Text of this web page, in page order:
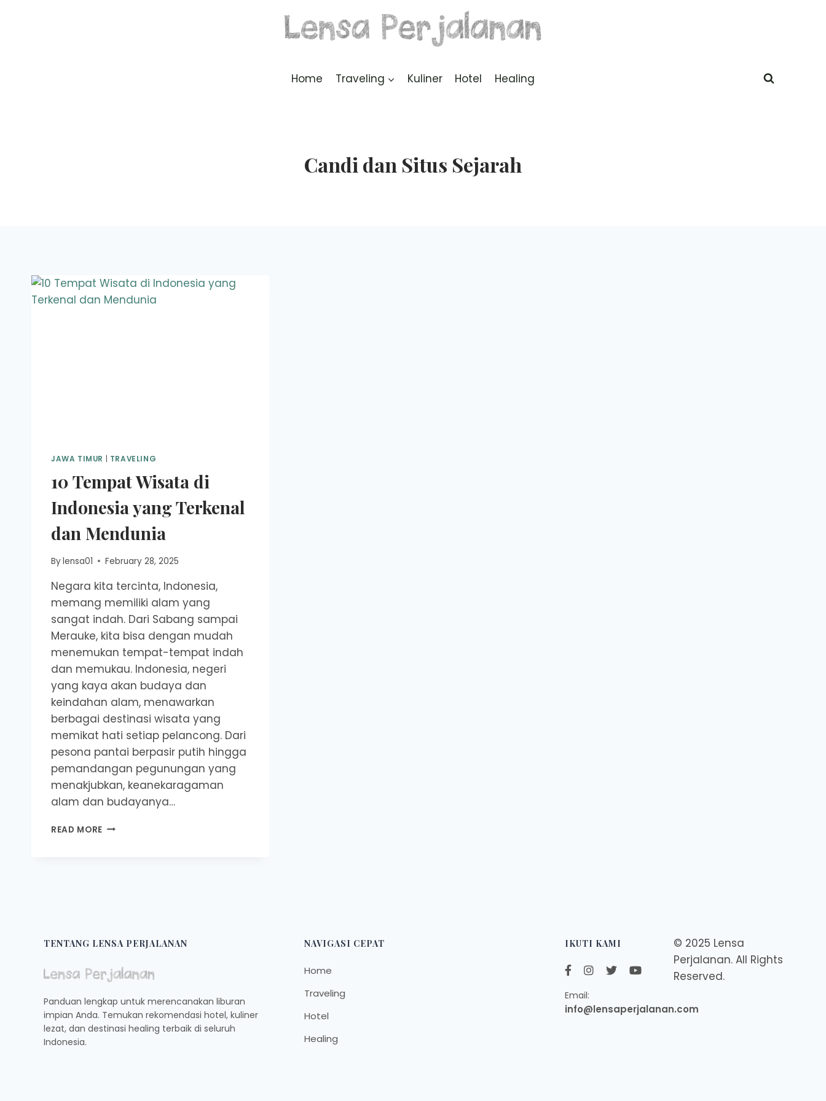
Home Traveling Kuliner Hotel Healing
Candi dan Situs Sejarah
JAWA TIMUR TRAVELING
10 Tempat Wisata di
Indonesia yang Terkenal
dan Mendunia
Bylensa01 February 28, 2025
Negara kita tercinta, Indonesia,
memang memiliki alam yang
sangat indah. Dari Sabang sampai
Merauke, kita bisa dengan mudah
menemukan tempat-tempat indah
dan memukau. Indonesia, negeri
yang kaya akan budaya dan
keindahan alam, menawarkan
berbagai destinasi wisata yang
memikat hati setiap pelancong. Dari
pesona pantai berpasir putih hingga
pemandangan pegunungan yang
menakjubkan, keanekaragaman
alam dan budayanya…
READ MORE 10
TENTANG LENSA PERJALANAN
Panduan lengkap untuk merencanakan liburan
impian Anda. Temukan rekomendasi hotel, kuliner
lezat, dan destinasi healing terbaik di seluruh
Indonesia.
NAVIGASI CEPAT
Home
Traveling
Hotel
Healing
IKUTI KAMI
Email:
info@lensaperjalanan.com
© 2025 Lensa
Perjalanan. All Rights
Reserved.